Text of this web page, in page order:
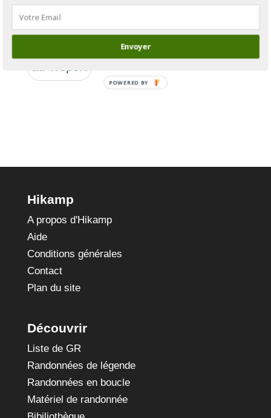
GR®21 :
Hikamp
A propos d'Hikamp
Aide
Conditions générales
Contact
Plan du site
Découvrir
Liste de GR
Randonnées de légende
Randonnées en boucle
Matériel de randonnée
Envoyer
POWERED BY